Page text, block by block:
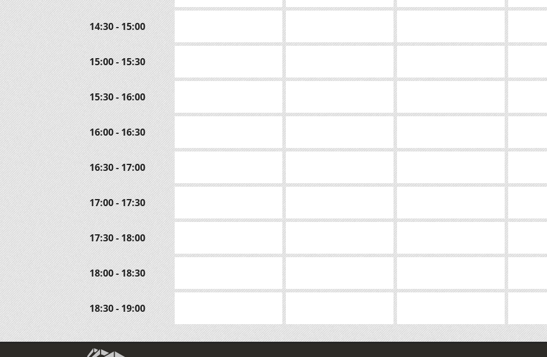
14:30 - 15:00
15:00 - 15:30
15:30 - 16:00
16:00 - 16:30
16:30 - 17:00
17:00 - 17:30
17:30 - 18:00
18:00 - 18:30
18:30 - 19:00